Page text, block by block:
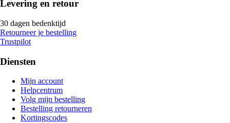
Levering en retour
30 dagen bedenktijd
Retourneer je bestelling
Trustpilot
Diensten
Mijn account
Helpcentrum
Volg mijn bestelling
Bestelling retourneren
Kortingscodes